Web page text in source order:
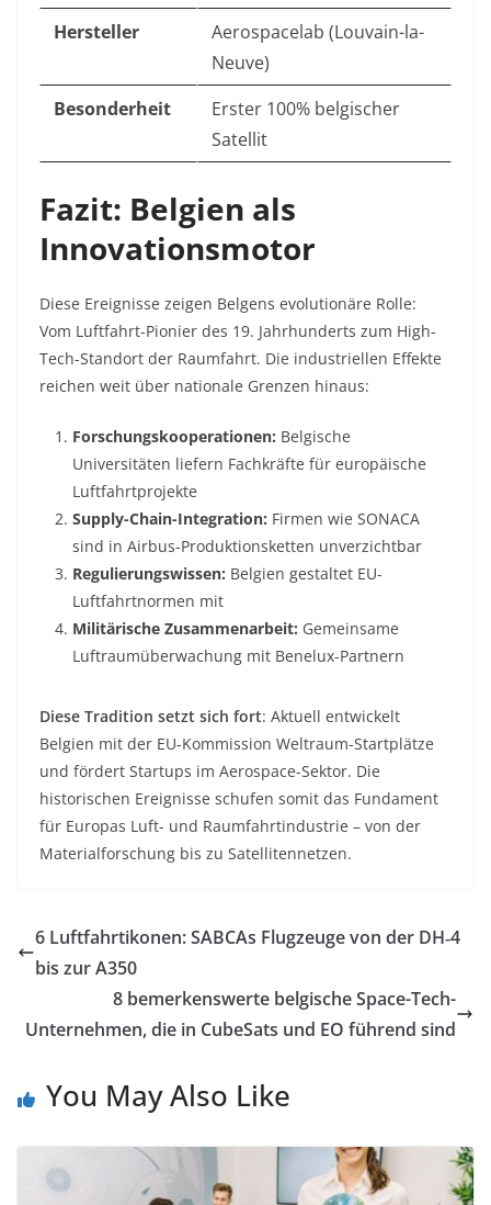
Hersteller
Aerospacelab (Louvain-la-
Neuve)
Besonderheit
Erster 100% belgischer
Satellit
Fazit: Belgien als
Innovationsmotor
Diese Ereignisse zeigen Belgens evolutionäre Rolle:
Vom Luftfahrt-Pionier des 19. Jahrhunderts zum High-
Tech-Standort der Raumfahrt. Die industriellen Effekte
reichen weit über nationale Grenzen hinaus:
Forschungskooperationen: Belgische
Universitäten liefern Fachkräfte für europäische
Luftfahrtprojekte
Supply-Chain-Integration: Firmen wie SONACA
sind in Airbus-Produktionsketten unverzichtbar
Regulierungswissen: Belgien gestaltet EU-
Luftfahrtnormen mit
Militärische Zusammenarbeit: Gemeinsame
Luftraumüberwachung mit Benelux-Partnern
Diese Tradition setzt sich fort: Aktuell entwickelt
Belgien mit der EU-Kommission Weltraum-Startplätze
und fördert Startups im Aerospace-Sektor. Die
historischen Ereignisse schufen somit das Fundament
für Europas Luft- und Raumfahrtindustrie – von der
Materialforschung bis zu Satellitennetzen.
6 Luftfahrtikonen: SABCAs Flugzeuge von der DH‑4
bis zur A350
8 bemerkenswerte belgische Space-Tech-
Unternehmen, die in CubeSats und EO führend sind
You May Also Like